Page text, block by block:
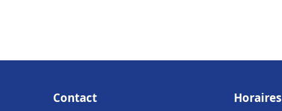
Contact Horaires